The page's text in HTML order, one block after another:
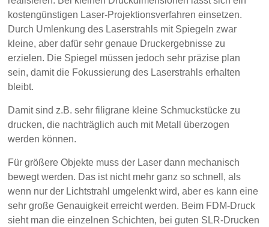
kostengünstigen Laser-Projektionsverfahren einsetzen.
Durch Umlenkung des Laserstrahls mit Spiegeln zwar
kleine, aber dafür sehr genaue Druckergebnisse zu
erzielen. Die Spiegel müssen jedoch sehr präzise plan
sein, damit die Fokussierung des Laserstrahls erhalten
bleibt.
Damit sind z.B. sehr filigrane kleine Schmuckstücke zu
drucken, die nachträglich auch mit Metall überzogen
werden können.
Für größere Objekte muss der Laser dann mechanisch
bewegt werden. Das ist nicht mehr ganz so schnell, als
wenn nur der Lichtstrahl umgelenkt wird, aber es kann eine
sehr große Genauigkeit erreicht werden. Beim FDM-Druck
sieht man die einzelnen Schichten, bei guten SLR-Drucken